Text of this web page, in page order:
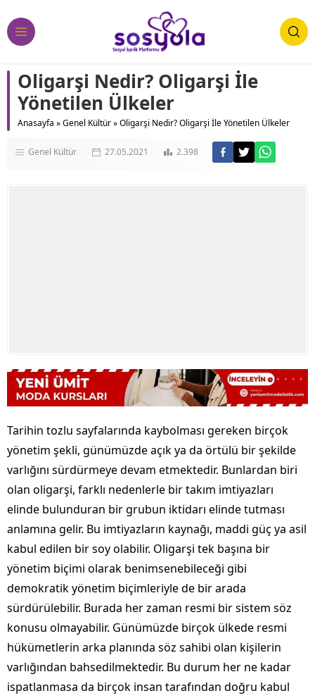
Oligarşi Nedir? Oligarşi İle
Yönetilen Ülkeler
Anasayfa »Genel Kültür»Oligarşi Nedir? Oligarşi İle Yönetilen Ülkeler
Genel Kültür 27.05.2021 2.398
Tarihin tozlu sayfalarında kaybolması gereken birçok
yönetim şekli, günümüzde açık ya da örtülü bir şekilde
varlığını sürdürmeye devam etmektedir. Bunlardan biri
olan oligarşi, farklı nedenlerle bir takım imtiyazları
elinde bulunduran bir grubun iktidarı elinde tutması
anlamına gelir. Bu imtiyazların kaynağı, maddi güç ya asil
kabul edilen bir soy olabilir. Oligarşi tek başına bir
yönetim biçimi olarak benimsenebileceği gibi
demokratik yönetim biçimleriyle de bir arada
sürdürülebilir. Burada her zaman resmi bir sistem söz
konusu olmayabilir. Günümüzde birçok ülkede resmi
hükümetlerin arka planında söz sahibi olan kişilerin
varlığından bahsedilmektedir. Bu durum her ne kadar
ispatlanmasa da birçok insan tarafından doğru kabul